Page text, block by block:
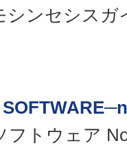
ンセシスガ
フトウェア